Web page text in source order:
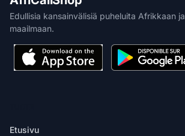
Edullisia kansainvälisiä puheluita Afrikkaan ja
maailmaan.
Etusivu